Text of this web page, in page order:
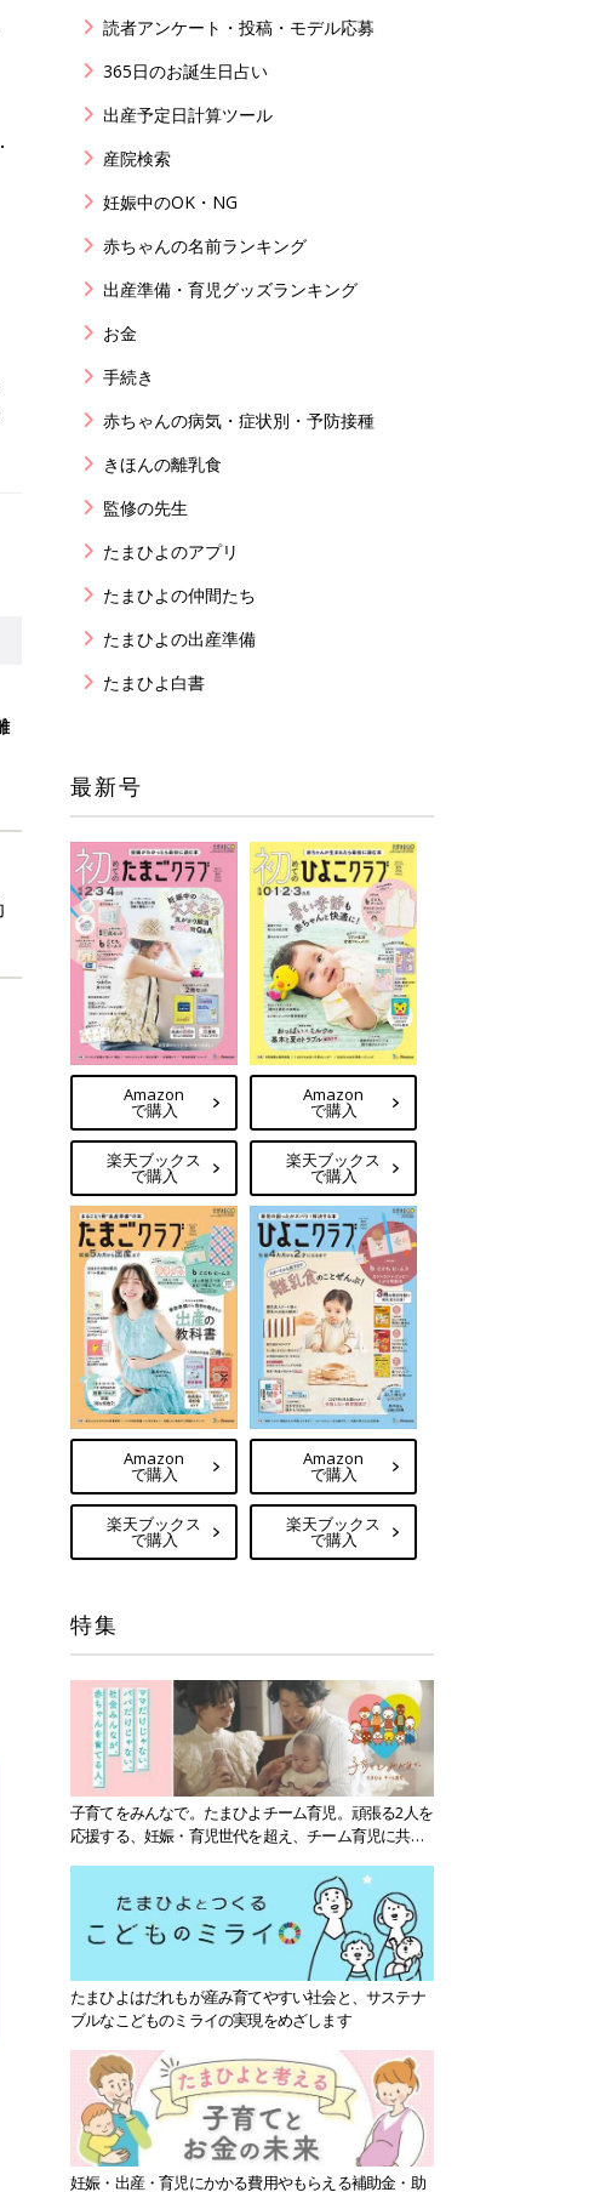
読者アンケート・投稿・モデル応募
365日のお誕生日占い
出産予定日計算ツール
産院検索
妊娠中のOK・NG
赤ちゃんの名前ランキング
出産準備・育児グッズランキング
お金
手続き
赤ちゃんの病気・症状別・予防接種
きほんの離乳食
監修の先生
たまひよのアプリ
たまひよの仲間たち
たまひよの出産準備
たまひよ白書
最新号
Amazon
で購入
楽天ブックス
で購入
Amazon
で購入
楽天ブックス
で購入
Amazon
で購入
楽天ブックス
で購入
Amazon
で購入
楽天ブックス
で購入
特集
子育てをみんなで。たまひよチーム育児。頑張る2人を
応援する、妊娠・育児世代を超え、チーム育児に共感
たまひよはだれもが産み育てやすい社会と、サステナ
ブルなこどものミライの実現をめざします
妊娠・出産・育児にかかる費用やもらえる補助金・助